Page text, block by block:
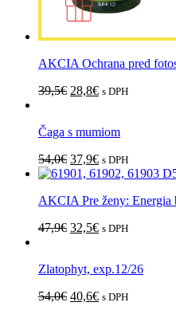
AKCIA Ochrana pred
39,5€ 28,8€ s DPH
Čaga s mumiom
54,0€ 37,9€ s DPH
AKCIA Pre ženy: Energia
47,9€ 32,5€ s DPH
Zlatophyt, exp.12/26
54,0€ 40,6€ s DPH